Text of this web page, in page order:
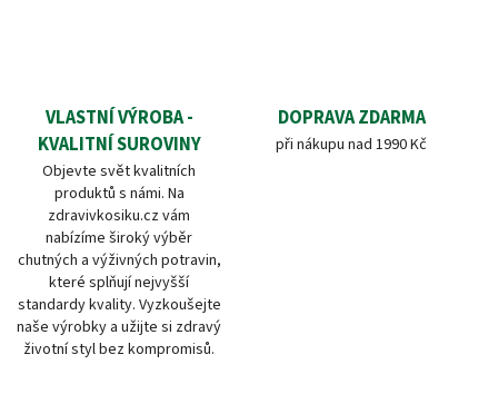
VLASTNÍ VÝROBA -
KVALITNÍ SUROVINY
Objevte svět kvalitních
produktů s námi. Na
zdravivkosiku.cz vám
nabízíme široký výběr
chutných a výživných potravin,
které splňují nejvyšší
standardy kvality. Vyzkoušejte
naše výrobky a užijte si zdravý
životní styl bez kompromisů.
DOPRAVA ZDARMA
při nákupu nad 1990 Kč